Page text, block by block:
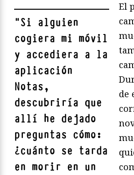
"Si alguien
cogiera mi móvil
y accediera a la
aplicación
Notas,
descubriría que
allí he dejado
preguntas cómo:
¿cuánto se tarda
en morir en un
El
de